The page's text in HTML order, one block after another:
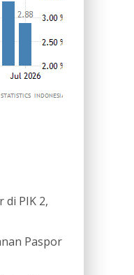
PIK 2,
Paspor